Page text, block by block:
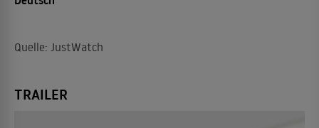
Quelle: JustWatch
TRAILER